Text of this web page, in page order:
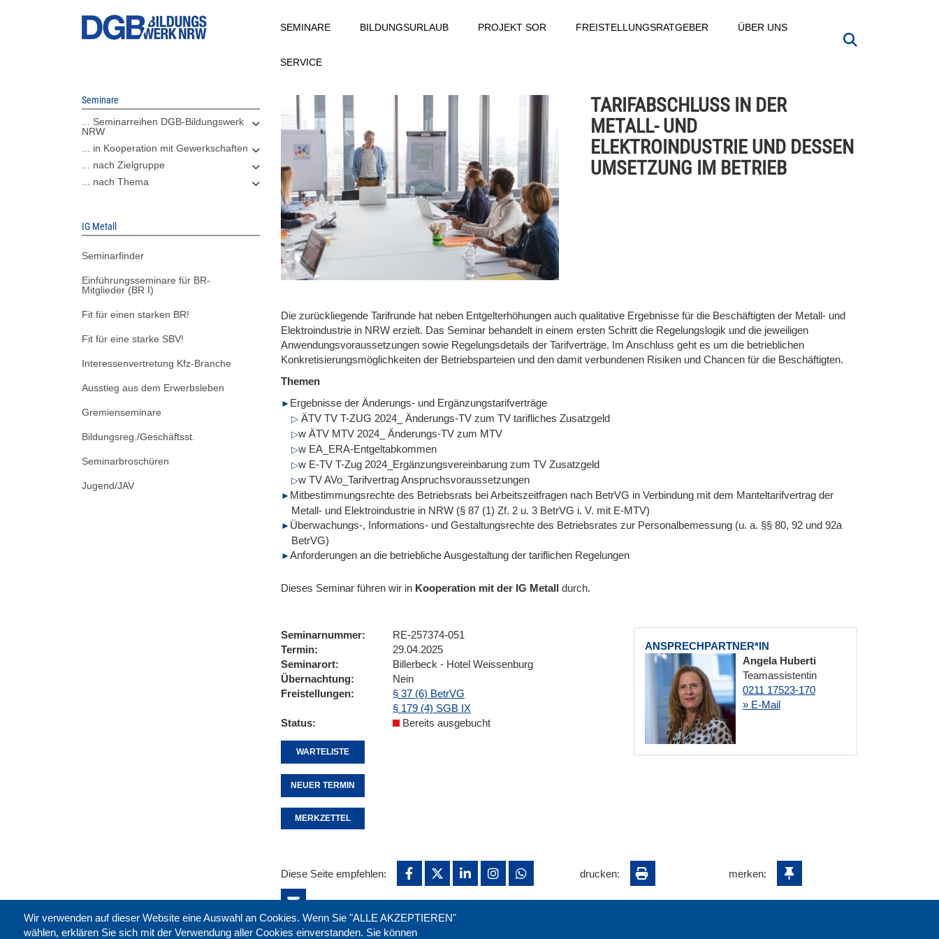
SEMINARE BILDUNGSURLAUB PROJEKT SOR FREISTELLUNGSRATGEBER ÜBER UNS
SERVICE
Seminare
... Seminarreihen DGB-Bildungswerk
NRW
... in Kooperation mit Gewerkschaften
... nach Zielgruppe
... nach Thema
IG Metall
Seminarfinder
Einführungsseminare für BR-
Mitglieder (BR I)
Fit für einen starken BR!
Fit für eine starke SBV!
Interessenvertretung Kfz-Branche
Ausstieg aus dem Erwerbsleben
Gremienseminare
Bildungsreg./Geschäftsst.
Seminarbroschüren
Jugend/JAV
TARIFABSCHLUSS IN DER
METALL- UND
ELEKTROINDUSTRIE UND DESSEN
UMSETZUNG IM BETRIEB
Die zurückliegende Tarifrunde hat neben Entgelterhöhungen auch qualitative Ergebnisse für die Beschäftigten der Metall- und
Elektroindustrie in NRW erzielt. Das Seminar behandelt in einem ersten Schritt die Regelungslogik und die jeweiligen
Anwendungsvoraussetzungen sowie Regelungsdetails der Tarifverträge. Im Anschluss geht es um die betrieblichen
Konkretisierungsmöglichkeiten der Betriebsparteien und den damit verbundenen Risiken und Chancen für die Beschäftigten.
Themen
Ergebnisse der Änderungs- und Ergänzungstarifverträge
ÄTV TV T-ZUG 2024_ Änderungs-TV zum TV tarifliches Zusatzgeld
w ÄTV MTV 2024_ Änderungs-TV zum MTV
w EA_ERA-Entgeltabkommen
w E-TV T-Zug 2024_Ergänzungsvereinbarung zum TV Zusatzgeld
w TV AVo_Tarifvertrag Anspruchsvoraussetzungen
Mitbestimmungsrechte des Betriebsrats bei Arbeitszeitfragen nach BetrVG in Verbindung mit dem Manteltarifvertrag der
Metall- und Elektroindustrie in NRW (§ 87 (1) Zf. 2 u. 3 BetrVG i. V. mit E-MTV)
Überwachungs-, Informations- und Gestaltungsrechte des Betriebsrates zur Personalbemessung (u. a. §§ 80, 92 und 92a
BetrVG)
Anforderungen an die betriebliche Ausgestaltung der tariflichen Regelungen
Dieses Seminar führen wir in Kooperation mit der IG Metall durch.
ANSPRECHPARTNER*IN
Angela Huberti
Teamassistentin
0211 17523-170
» E-Mail
Seminarnummer
RE-257374-051
Termin
29.04.2025
Seminarort
Billerbeck - Hotel Weissenburg
Übernachtung
Nein
Freistellungen
§ 37 (6) BetrVG
§ 179 (4) SGB IX
Status
Bereits ausgebucht
WARTELISTE
NEUER TERMIN
MERKZETTEL
Wir verwenden auf dieser Website eine Auswahl an Cookies. Wenn Sie "ALLE AKZEPTIEREN"
wählen, erklären Sie sich mit der Verwendung aller Cookies einverstanden. Sie können
Diese Seite empfehlen: drucken: merken: